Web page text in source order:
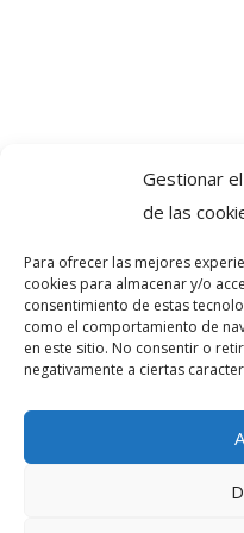
Gestionar
de las
Para ofrecer las mejores
cookies para almacenar y/o
consentimiento de estas
como el comportamiento de
en este sitio. No consentir o
negativamente a ciertas
Copyright © 2024.
Política de
Política de
Contactar